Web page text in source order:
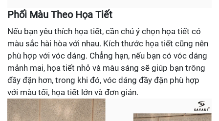
Phối Màu Theo Họa Tiết
Nếu bạn yêu thích họa tiết, cần chú ý chọn họa tiết có
màu sắc hài hòa với nhau. Kích thước họa tiết cũng nên
phù hợp với vóc dáng. Chẳng hạn, nếu bạn có vóc dáng
mảnh mai, họa tiết nhỏ và màu sáng sẽ giúp bạn trông
đầy đặn hơn, trong khi đó, vóc dáng đầy đặn phù hợp
với màu tối, họa tiết lớn và đơn giản.